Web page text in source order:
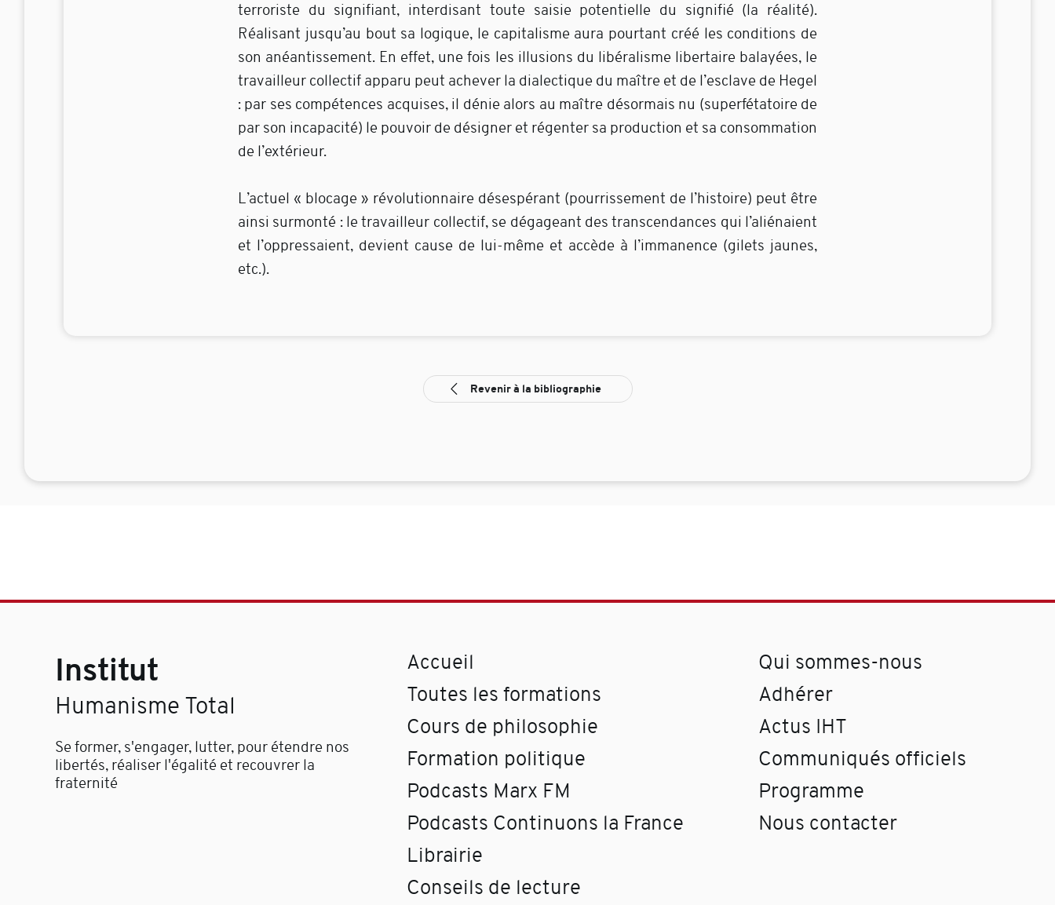
terroriste du signifiant, interdisant toute saisie potentielle du signifié (la réalité).
Réalisant jusqu’au bout sa logique, le capitalisme aura pourtant créé les conditions de
son anéantissement. En effet, une fois les illusions du libéralisme libertaire balayées, le
travailleur collectif apparu peut achever la dialectique du maître et de l’esclave de Hegel
: par ses compétences acquises, il dénie alors au maître désormais nu (superfétatoire de
par son incapacité) le pouvoir de désigner et régenter sa production et sa consommation
de l’extérieur.
L’actuel « blocage » révolutionnaire désespérant (pourrissement de l’histoire) peut être
ainsi surmonté : le travailleur collectif, se dégageant des transcendances qui l’aliénaient
et l’oppressaient, devient cause de lui-même et accède à l’immanence (gilets jaunes,
etc.).
Revenir à la bibliographie
Institut
Humanisme Total
Se former, s'engager, lutter, pour étendre nos
libertés, réaliser l'égalité et recouvrer la
fraternité
Accueil
Toutes les formations
Cours de philosophie
Formation politique
Podcasts Marx FM
Podcasts Continuons la France
Librairie
Conseils de lecture
Qui sommes-nous
Adhérer
Actus IHT
Communiqués officiels
Programme
Nous contacter